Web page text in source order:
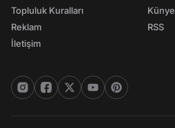
Topluluk Kuralları
Reklam
İletişim
Künye
RSS